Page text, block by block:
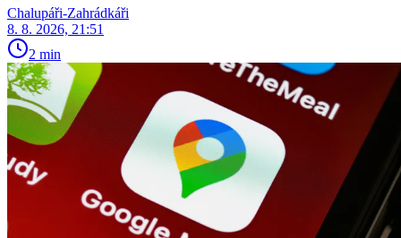
Chalupáři-Zahrádkáři
8. 8. 2026, 21:51
2 min